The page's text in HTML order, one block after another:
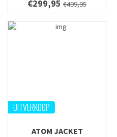
€299,95 €499,95
UITVERKOOP
ATOM JACKET